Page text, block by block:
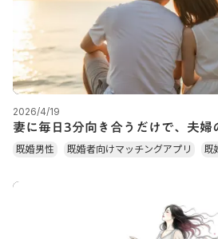
2026/4/19
妻に毎日3分向き合うだけで、夫
既婚男性 既婚者向けマッチングアプリ 既